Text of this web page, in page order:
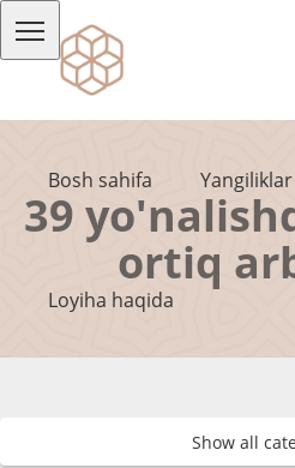
Bosh sahifa Yangiliklar
Loyiha haqida
39
ortiq
Show all